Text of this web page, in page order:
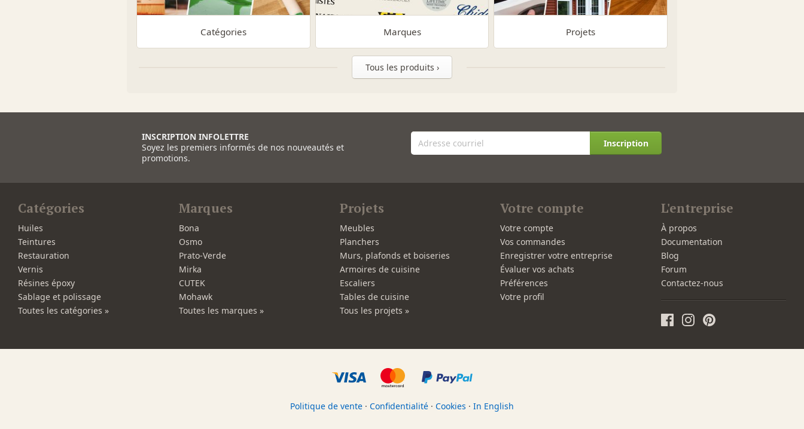
Catégories Marques Projets
Tous les produits ›
INSCRIPTION INFOLETTRE
Soyez les premiers informés de nos nouveautés et
promotions.
Inscription
Catégories
Huiles
Teintures
Restauration
Vernis
Résines époxy
Sablage et polissage
Toutes les catégories »
Marques
Bona
Osmo
Prato-Verde
Mirka
CUTEK
Mohawk
Toutes les marques »
Projets
Meubles
Planchers
Murs, plafonds et boiseries
Armoires de cuisine
Escaliers
Tables de cuisine
Tous les projets »
Votre compte
Votre compte
Vos commandes
Enregistrer votre entreprise
Évaluer vos achats
Préférences
Votre profil
L'entreprise
À propos
Documentation
Blog
Forum
Contactez-nous
Politique de vente · Confidentialité · Cookies · In English